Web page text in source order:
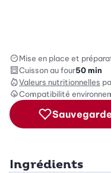
Mise en place et
Cuisson au four50 min
Valeurs nutritionnelles
Compatibilité
Ingrédients